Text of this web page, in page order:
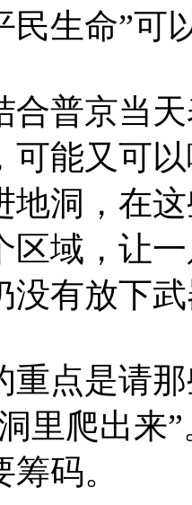
民生命”可
合普京当
可能又可
地洞，在
区域，让
没有放下
重点是请
里爬出来
码。